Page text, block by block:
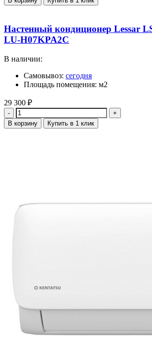
Настенный кондиционер Lessar
LU-H07KPA2C
В наличии:
Самовывоз: сегодня
Площадь помещения: м2
29 300 ₽
Количество
В корзину Купить в 1 клик